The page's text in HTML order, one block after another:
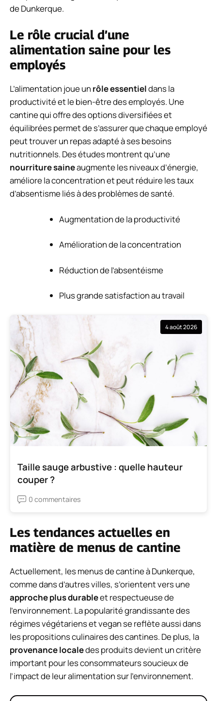
de Dunkerque.
Le rôle crucial d’une
alimentation saine pour les
employés
L’alimentation joue un rôle essentieldans la
productivité et le bien-être des employés. Une
cantine qui offre des options diversifiées et
équilibrées permet de s’assurer que chaque employé
peut trouver un repas adapté à ses besoins
nutritionnels. Des études montrent qu’une
nourriture saineaugmente les niveaux d’énergie,
améliore la concentration et peut réduire les taux
d’absentisme liés à des problèmes de santé.
Augmentation de la productivité
Amélioration de la concentration
Réduction de l’absentéisme
Plus grande satisfaction au travail
4 août 2026
Taille sauge arbustive : quelle hauteur
couper ?
0 commentaires
Les tendances actuelles en
matière de menus de cantine
Actuellement, les menus de cantine à Dunkerque,
comme dans d’autres villes, s’orientent vers une
approche plus durableet respectueuse de
l’environnement. La popularité grandissante des
régimes végétariens et vegan se reflète aussi dans
les propositions culinaires des cantines. De plus, la
provenance localedes produits devient un critère
important pour les consommateurs soucieux de
l’impact de leur alimentation sur l’environnement.